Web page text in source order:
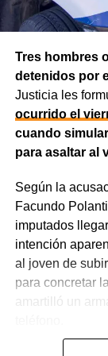
distintas
contrato de
sociedades,
embargo, el
exactitud
ni qué parte
La jueza
de ingresos
una relación
aclaró que
totalidad de los
participaciones
saldos durante
Tres hombres
detenidos por
Justicia les
ocurrido el
cuando
para asaltar al
Según la
Facundo
imputados
intención
al joven de
para concretar
amartilló un